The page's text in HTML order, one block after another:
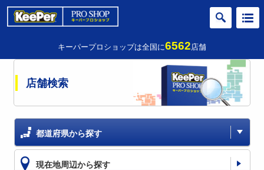
キーパープロショップは全国に6562店舗
店舗検索
都道府県から探す
現在地周辺から探す